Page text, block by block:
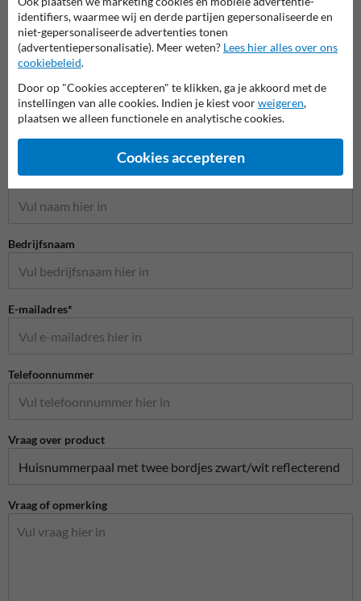
Stel je vraag aan Huisnummerpaal.be
Naam*
Bedrijfsnaam
E-mailadres*
Telefoonnummer
Vraag over product
Vraag of opmerking
identifiers, waarmee wij en derde partijen gepersonaliseerde en
niet-gepersonaliseerde advertenties tonen
(advertentiepersonalisatie). Meer weten? Lees hier alles over ons
cookiebeleid.
Door op "Cookies accepteren" te klikken, ga je akkoord met de
instellingen van alle cookies. Indien je kiest voorweigeren,
plaatsen we alleen functionele en analytische cookies.
Cookies accepteren